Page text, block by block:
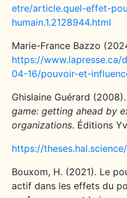
etre/article.quel-effet-
humain.1.2128944.html
Marie-France Bazzo
https://
04-16/pouvoir-et-
Ghislaine Guérard (2008).
game: getting ahead by
organizations. Éditions
https://
Bouxom, H. (2021). Le
actif dans les effets du